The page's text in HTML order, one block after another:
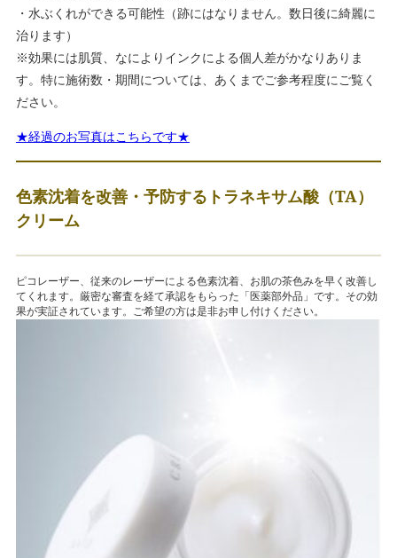
・水ぶくれができる可能性（跡にはなりません。数日後に綺麗に
治ります）
※効果には肌質、なによりインクによる個人差がかなりありま
す。特に施術数・期間については、あくまでご参考程度にご覧く
ださい。
★経過のお写真はこちらです★
色素沈着を改善・予防するトラネキサム酸（TA）
クリーム
ピコレーザー、従来のレーザーによる色素沈着、お肌の茶色みを早く改善し
てくれます。厳密な審査を経て承認をもらった「医薬部外品」です。その効
果が実証されています。ご希望の方は是非お申し付けください。